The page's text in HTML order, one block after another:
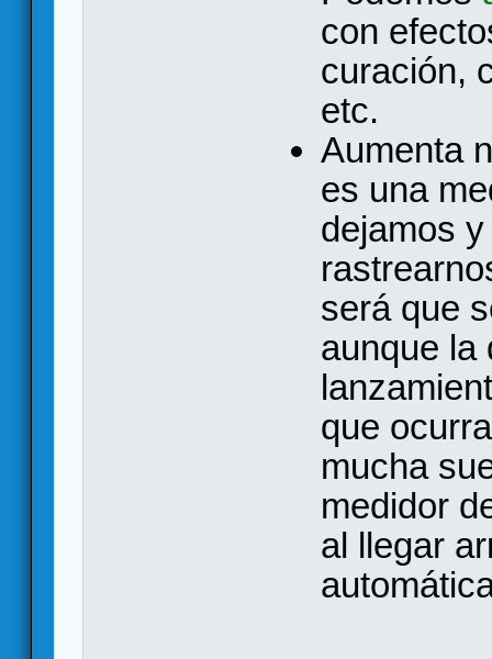
con
curación,
etc.
Aumenta
es una
dejamos
será que
aunque la
que
mucha
medidor
al llegar